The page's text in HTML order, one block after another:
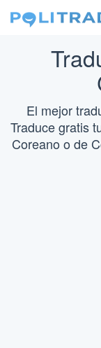
El mejor
Traduce gratis
Coreano o de